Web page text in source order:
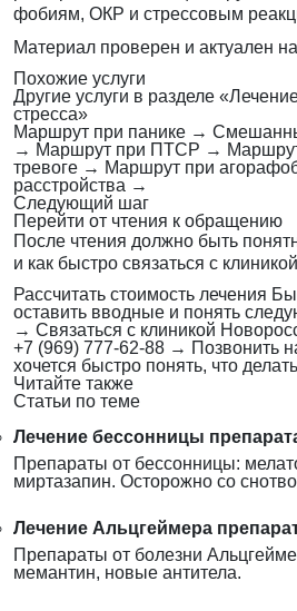
фобиям, ОКР и стрессовым
Материал проверен и актуален на
Похожие услуги
Другие услуги в разделе
стресса»
Маршрут при панике →
→ Маршрут при ПТСР →
тревоге → Маршрут при
расстройства →
Следующий шаг
Перейти от чтения к обращению
После чтения должно быть
и как быстро связаться с
Рассчитать стоимость лечения
оставить вводные и понять
→ Связаться с клиникой
+7 (969) 777-62-88 → Позвонить
хочется быстро понять, что
Читайте также
Статьи по теме
Лечение бессонницы
Препараты от бессонницы:
миртазапин. Осторожно со
Лечение Альцгеймера
Препараты от болезни
мемантин, новые антитела.